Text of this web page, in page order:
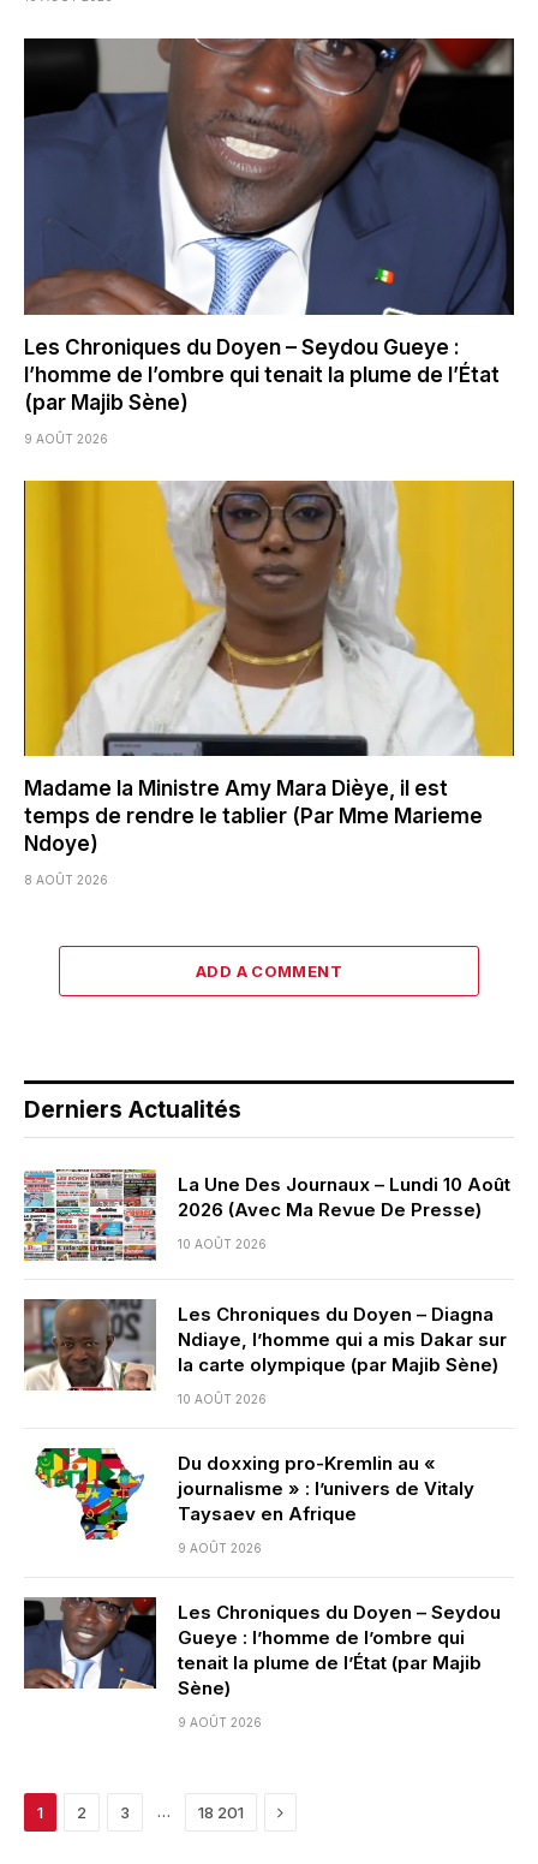
Les Chroniques du Doyen – Seydou Gueye :
l’homme de l’ombre qui tenait la plume de l’État
(par Majib Sène)
9 AOÛT 2026
Madame la Ministre Amy Mara Dièye, il est
temps de rendre le tablier (Par Mme Marieme
Ndoye)
8 AOÛT 2026
ADD A COMMENT
Derniers Actualités
La Une Des Journaux – Lundi 10 Août
2026 (Avec Ma Revue De Presse)
10 AOÛT 2026
Les Chroniques du Doyen – Diagna
Ndiaye, l’homme qui a mis Dakar sur
la carte olympique (par Majib Sène)
10 AOÛT 2026
Du doxxing pro-Kremlin au «
journalisme » : l’univers de Vitaly
Taysaev en Afrique
9 AOÛT 2026
Les Chroniques du Doyen – Seydou
Gueye : l’homme de l’ombre qui
tenait la plume de l’État (par Majib
Sène)
9 AOÛT 2026
1 2 3 … 18 201 Next